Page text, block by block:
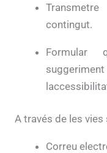
contingut.
Formular
A través de les vies
Correu